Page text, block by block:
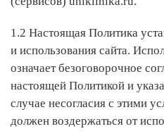
1.2 Настоящая Политика
и использования сайта.
означает безоговорочное
настоящей Политикой и
случае несогласия с этими
должен воздержаться от